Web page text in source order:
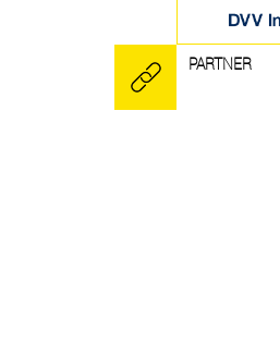
PARTNER